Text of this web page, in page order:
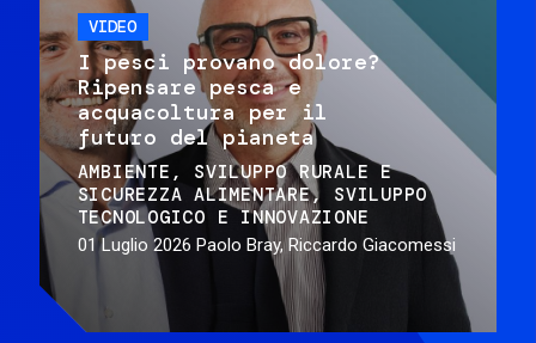
VIDEO
I pesci provano dolore?
Ripensare pesca e
acquacoltura per il
futuro del pianeta
AMBIENTE
SVILUPPO RURALE E
SICUREZZA ALIMENTARE
SVILUPPO
TECNOLOGICO E INNOVAZIONE
01 Luglio 2026 Paolo Bray, Riccardo Giacomessi